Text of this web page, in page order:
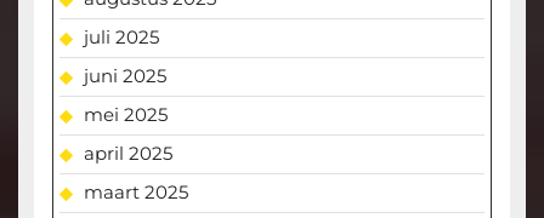
juli 2025
juni 2025
mei 2025
april 2025
maart 2025